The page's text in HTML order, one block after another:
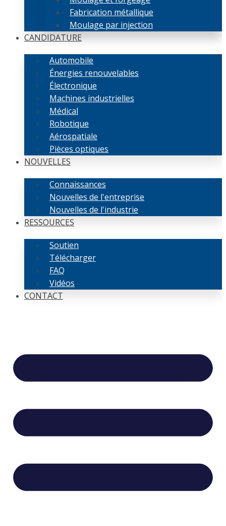
Fabrication métallique
Moulage par injection
CANDIDATURE
Automobile
Énergies renouvelables
Électronique
Machines industrielles
Médical
Robotique
Aérospatiale
Pièces optiques
NOUVELLES
Connaissances
Nouvelles de l'entreprise
Nouvelles de l'industrie
RESSOURCES
Soutien
Télécharger
FAQ
Vidéos
CONTACT